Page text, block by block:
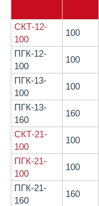
СКТ-12-
100
100
ПГК-12-
100
100
ПГК-13-
100
100
ПГК-13-
160
160
СКТ-21-
100
100
ПГК-21-
100
100
ПГК-21-
160
160